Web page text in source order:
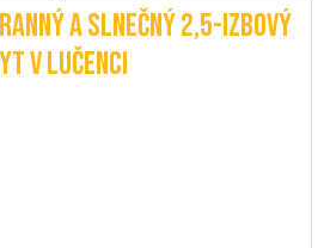
A SLNEČNÝ 2,5-IZBOVÝ
V LUČENCI